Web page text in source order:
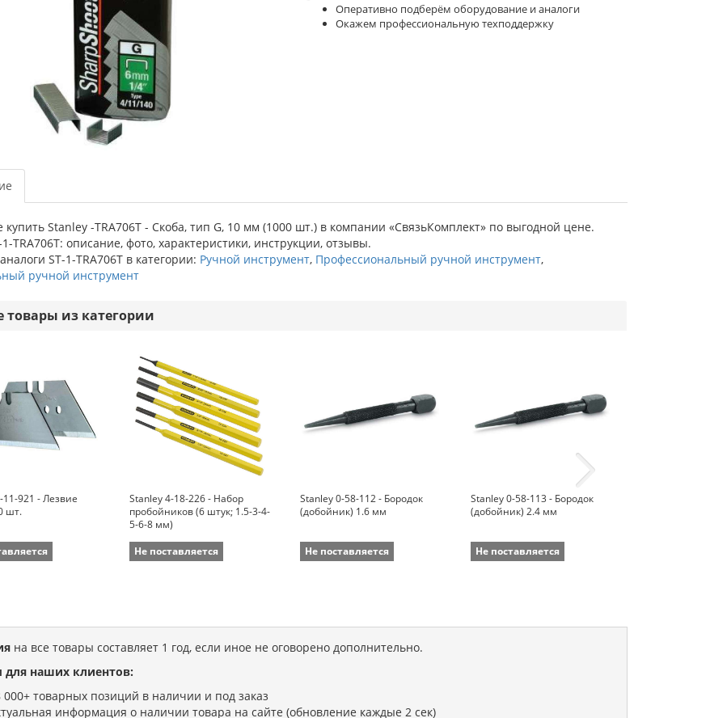
Оперативно подберём оборудование и аналоги
Окажем профессиональную техподдержку
Stanley -TRA706T - Скоба, тип G, 10 мм (1000 шт.) в компании «СвязьКомплект» по выгодной цене.
TRA706T: описание, фото, характеристики, инструкции, отзывы.
ST-1-TRA706T в категории: Ручной инструмент, Профессиональный ручной инструмент,
ручной инструмент
товары из категории
11-921 - Лезвие
шт.
Stanley 4-18-226 - Набор
пробойников (6 штук; 1.5-3-4-
5-6-8 мм)
Не поставляется
Stanley 0-58-112 - Бородок
(добойник) 1.6 мм
Не поставляется
Stanley 0-58-113 - Бородок
(добойник) 2.4 мм
Не поставляется
на все товары составляет 1 год, если иное не оговорено дополнительно.
для наших клиентов:
000+ товарных позиций в наличии и под заказ
информация о наличии товара на сайте (обновление каждые 2 сек)